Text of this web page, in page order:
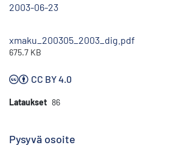
2003-06-23
xmaku_200305_2003_dig.pdf
675.7 KB
CC BY 4.0
Lataukset 86
Pysyvä osoite